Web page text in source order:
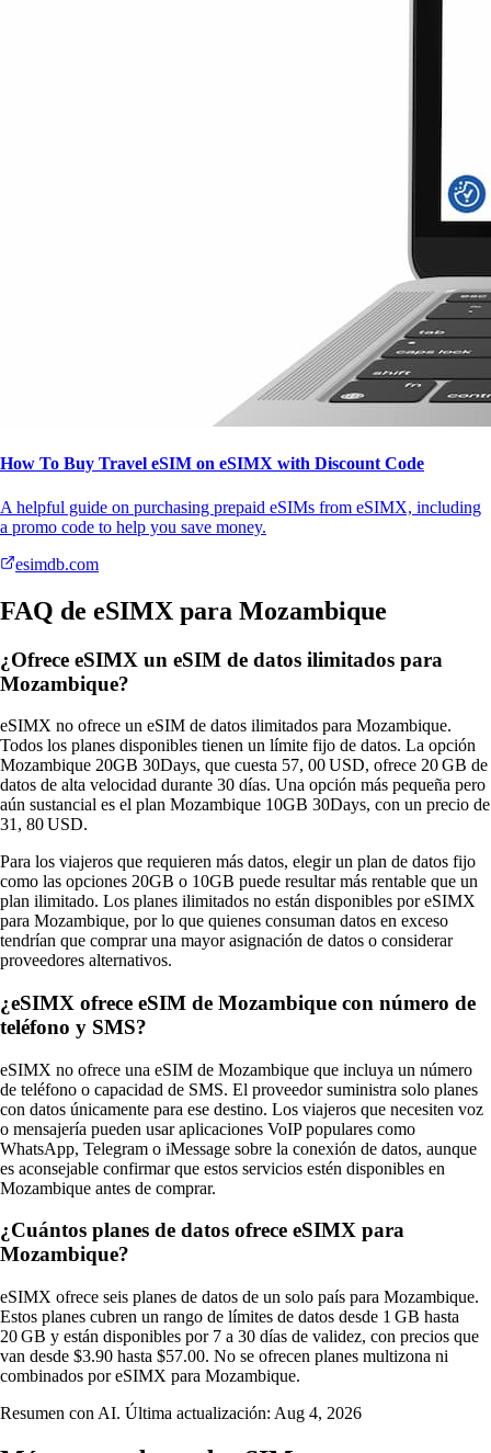
How To Buy Travel eSIM on eSIMX with Discount Code
A helpful guide on purchasing prepaid eSIMs from eSIMX, including
a promo code to help you save money.
esimdb.com
FAQ de eSIMX para Mozambique
¿Ofrece eSIMX un eSIM de datos ilimitados para
Mozambique?
eSIMX no ofrece un eSIM de datos ilimitados para Mozambique.
Todos los planes disponibles tienen un límite fijo de datos. La opción
Mozambique 20GB 30Days, que cuesta 57, 00 USD, ofrece 20 GB de
datos de alta velocidad durante 30 días. Una opción más pequeña pero
aún sustancial es el plan Mozambique 10GB 30Days, con un precio de
31, 80 USD.
Para los viajeros que requieren más datos, elegir un plan de datos fijo
como las opciones 20GB o 10GB puede resultar más rentable que un
plan ilimitado. Los planes ilimitados no están disponibles por eSIMX
para Mozambique, por lo que quienes consuman datos en exceso
tendrían que comprar una mayor asignación de datos o considerar
proveedores alternativos.
¿eSIMX ofrece eSIM de Mozambique con número de
teléfono y SMS?
eSIMX no ofrece una eSIM de Mozambique que incluya un número
de teléfono o capacidad de SMS. El proveedor suministra solo planes
con datos únicamente para ese destino. Los viajeros que necesiten voz
o mensajería pueden usar aplicaciones VoIP populares como
WhatsApp, Telegram o iMessage sobre la conexión de datos, aunque
es aconsejable confirmar que estos servicios estén disponibles en
Mozambique antes de comprar.
¿Cuántos planes de datos ofrece eSIMX para
Mozambique?
eSIMX ofrece seis planes de datos de un solo país para Mozambique.
Estos planes cubren un rango de límites de datos desde 1 GB hasta
20 GB y están disponibles por 7 a 30 días de validez, con precios que
van desde $3.90 hasta $57.00. No se ofrecen planes multizona ni
combinados por eSIMX para Mozambique.
Resumen con AI. Última actualización: Aug 4, 2026